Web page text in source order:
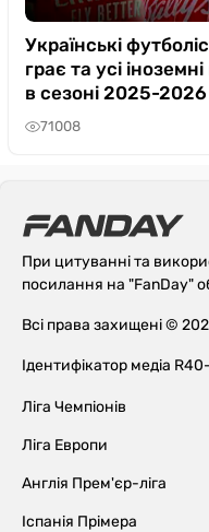
Українські
грає та усі
в сезоні 2025-2026
71008
При цитуванні та
посилання на "FanDay"
Всі права захищені ©
Ідентифікатор медіа
Ліга Чемпіонів
Ліга Европи
Англія Прем'єр-ліга
Іспанія Прімера